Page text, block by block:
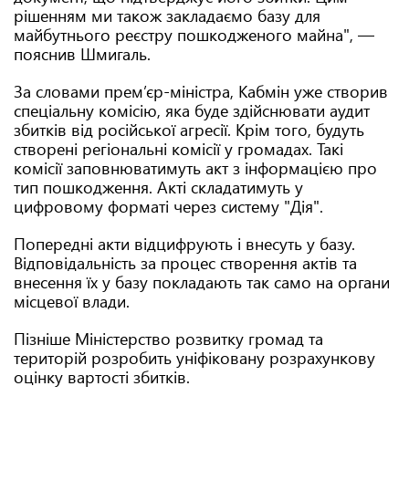
рішенням ми також закладаємо базу для
майбутнього реєстру пошкодженого майна", —
пояснив Шмигаль.
За словами прем’єр-міністра, Кабмін уже створив
спеціальну комісію, яка буде здійснювати аудит
збитків від російської агресії. Крім того, будуть
створені регіональні комісії у громадах. Такі
комісії заповнюватимуть акт з інформацією про
тип пошкодження. Акті складатимуть у
цифровому форматі через систему "Дія".
Попередні акти відцифрують і внесуть у базу.
Відповідальність за процес створення актів та
внесення їх у базу покладають так само на органи
місцевої влади.
Пізніше Міністерство розвитку громад та
територій розробить уніфіковану розрахункову
оцінку вартості збитків.